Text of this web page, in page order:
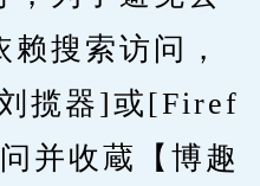
搜索访问，
揽器]或[Firef
并收蔵【博趣